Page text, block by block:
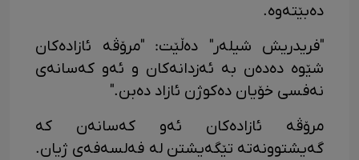
دەبێتەوە.
"فریدریش شیلەر" دەڵێت: "مرۆڤە ئازادەکان
شێوە دەدەن بە ئەزدانەکان و ئەو کەسانەی
نەفسی خۆیان دەکوژن ئازاد دەبن."
مرۆڤە ئازادەکان ئەو کەسانەن کە
گەیشتوونەتە تێگەیشتن لە فەلسەفەی ژیان.